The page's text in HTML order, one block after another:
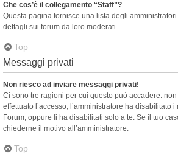
Che cos’è il collegamento “Staff”?
Questa pagina fornisce una lista degli
dettagli sui forum da loro moderati.
Top
Messaggi privati
Non riesco ad inviare messaggi privati!
Ci sono tre ragioni per cui questo può accadere:
effettuato l’accesso, l’amministratore ha disabilitato i
Forum, oppure li ha disabilitati solo a te. Se il tuo
chiederne il motivo all’amministratore.
Top